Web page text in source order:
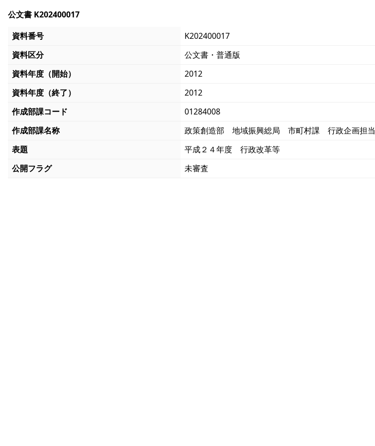
公文書 K202400017
資料番号
K202400017
資料区分
公文書・普通版
資料年度（開始）
2012
資料年度（終了）
2012
作成部課コード
01284008
作成部課名称
政策創造部 地域振興総局 市町村課 行政企画担当
表題
平成２４年度 行政改革等
公開フラグ
未審査